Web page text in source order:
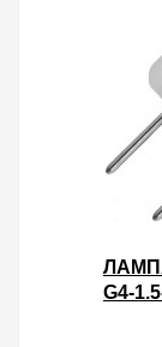
G4-